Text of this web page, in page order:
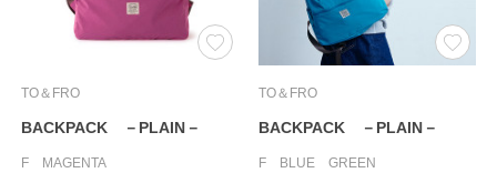
TO＆FRO
BACKPACK －PLAIN－
F MAGENTA
TO＆FRO
BACKPACK －PLAIN－
F BLUE GREEN